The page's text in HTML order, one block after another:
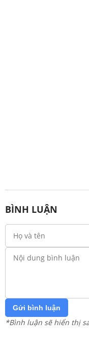
BÌNH LUẬN
Gửi bình luận
*Bình luận sẽ hiển thị